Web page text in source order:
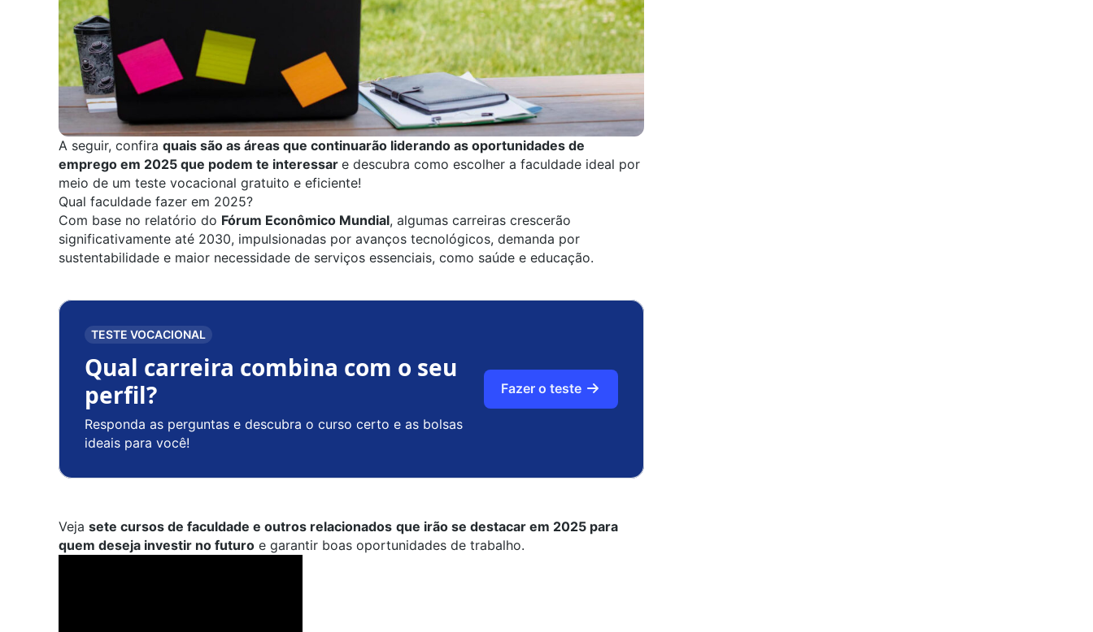
A seguir, confira quais são as áreas que continuarão liderando as oportunidades de
emprego em 2025 que podem te interessar e descubra como escolher a faculdade ideal por
meio de um teste vocacional gratuito e eficiente!
Qual faculdade fazer em 2025?
Com base no relatório do Fórum Econômico Mundial, algumas carreiras crescerão
significativamente até 2030, impulsionadas por avanços tecnológicos, demanda por
sustentabilidade e maior necessidade de serviços essenciais, como saúde e educação.
TESTE VOCACIONAL
Qual carreira combina com o seu
perfil?
Responda as perguntas e descubra o curso certo e as bolsas
ideais para você!
Fazer o teste
Veja sete cursos de faculdade e outros relacionados que irão se destacar em 2025 para
quem deseja investir no futuro e garantir boas oportunidades de trabalho.